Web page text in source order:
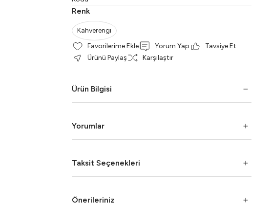
Renk
Kahverengi
Yorum Yap
Tavsiye Et
Ürünü Paylaş
Karşılaştır
Ürün Bilgisi
Yorumlar
Taksit Seçenekleri
Önerileriniz